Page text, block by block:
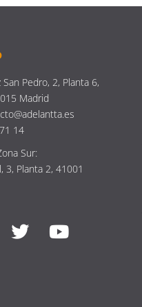
Pedro, 2, Planta 6,
Madrid
14
Sur:
3, Planta 2, 41001